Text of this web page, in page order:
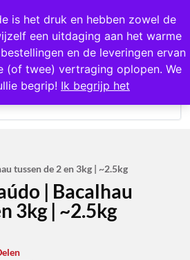
is het druk en hebben zowel de
een uitdaging aan het warme
en de leveringen ervan
(of twee) vertraging oplopen. We
begrip! Ik begrijp het
producten op voorraad
0
tussen de 2 en 3kg | ~2.5kg
| Bacalhau
3kg | ~2.5kg